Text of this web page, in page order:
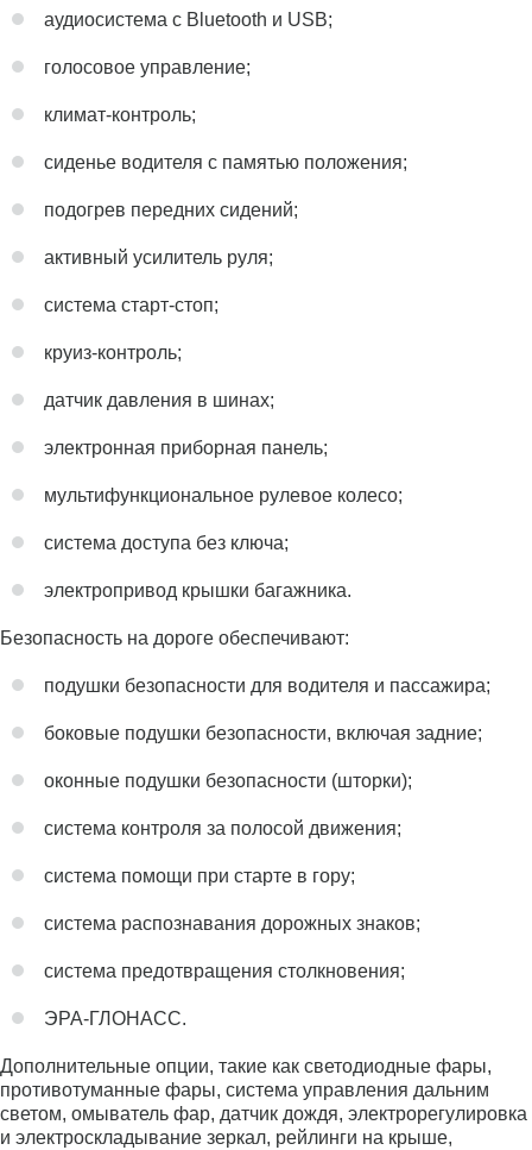
аудиосистема с Bluetooth и USB;
голосовое управление;
климат-контроль;
сиденье водителя с памятью положения;
подогрев передних сидений;
активный усилитель руля;
система старт-стоп;
круиз-контроль;
датчик давления в шинах;
электронная приборная панель;
мультифункциональное рулевое колесо;
система доступа без ключа;
электропривод крышки багажника.
Безопасность на дороге обеспечивают:
подушки безопасности для водителя и пассажира;
боковые подушки безопасности, включая задние;
оконные подушки безопасности (шторки);
система контроля за полосой движения;
система помощи при старте в гору;
система распознавания дорожных знаков;
система предотвращения столкновения;
ЭРА-ГЛОНАСС.
Дополнительные опции, такие как светодиодные фары,
противотуманные фары, система управления дальним
светом, омыватель фар, датчик дождя, электрорегулировка
и электроскладывание зеркал, рейлинги на крыше,